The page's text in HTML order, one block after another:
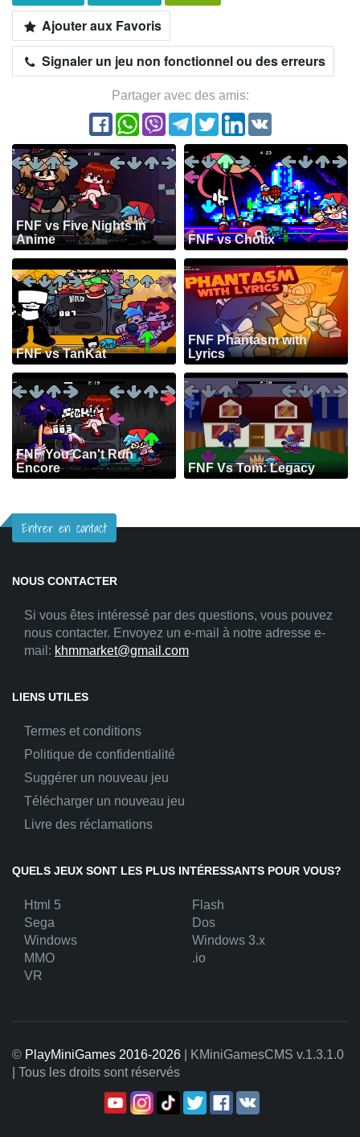
Ajouter aux Favoris
Signaler un jeu non fonctionnel ou des erreurs
Partager avec des amis:
FNF vs Five Nights in
Anime
FNF vs Chotix
FNF vs TanKat
FNF Phantasm with
Lyrics
FNF You Can't Run
Encore
FNF Vs Tom: Legacy
Entrer en contact
NOUS CONTACTER
Si vous êtes intéressé par des questions, vous pouvez
nous contacter. Envoyez un e-mail à notre adresse e-
mail: khmmarket@gmail.com
LIENS UTILES
Termes et conditions
Politique de confidentialité
Suggérer un nouveau jeu
Télécharger un nouveau jeu
Livre des réclamations
QUELS JEUX SONT LES PLUS INTÉRESSANTS POUR VOUS?
Html 5
Flash
Sega
Dos
Windows
Windows 3.x
MMO
.io
VR
© PlayMiniGames 2016-2026 | KMiniGamesCMS v.1.3.1.0
| Tous les droits sont réservés